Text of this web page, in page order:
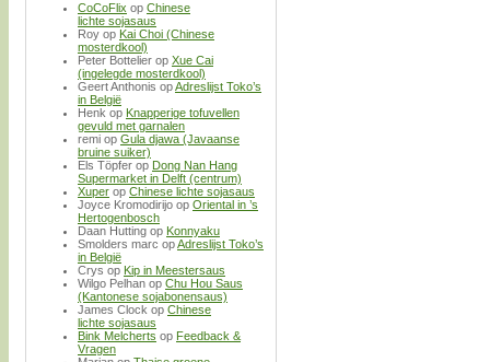
CoCoFlix op Chinese
lichte sojasaus
Roy op Kai Choi (Chinese
mosterdkool)
Peter Bottelier op Xue Cai
(ingelegde mosterdkool)
Geert Anthonis opAdreslijst Toko’s
in België
Henk op Knapperige tofuvellen
gevuld met garnalen
remi op Gula djawa (Javaanse
bruine suiker)
Els Töpfer op Dong Nan Hang
Supermarket in Delft (centrum)
Xuper op Chinese lichte sojasaus
Joyce Kromodirijo op Oriental in ’s
Hertogenbosch
Daan Hutting op Konnyaku
Smolders marc opAdreslijst Toko’s
in België
Crys op Kip in Meestersaus
Wilgo Pelhan op Chu Hou Saus
(Kantonese sojabonensaus)
James Clock op Chinese
lichte sojasaus
Bink Melcherts op Feedback &
Vragen